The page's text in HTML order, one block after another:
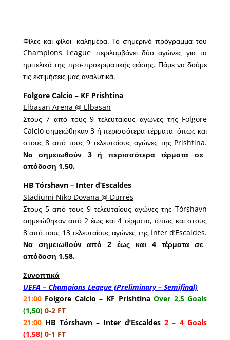
Φίλες και φίλοι, καλημέρα. Το σημερινό πρόγραμμα του
Champions League περιλαμβάνει δύο αγώνες για τα
ημιτελικά της προ-προκριματικής φάσης. Πάμε να δούμε
τις εκτιμήσεις μας αναλυτικά.
Folgore Calcio – KF Prishtina
Elbasan Arena @ Elbasan
Στους 7 από τους 9 τελευταίους αγώνες της Folgore
Calcio σημειώθηκαν 3 ή περισσότερα τέρματα, όπως και
στους 8 από τους 9 τελευταίους αγώνες της Prishtina.
Να σημειωθούν 3 ή περισσότερα τέρματα σε
απόδοση 1,50.
HB Tórshavn – Inter d’Escaldes
Stadiumi Niko Dovana @ Durrës
Στους 5 από τους 9 τελευταίους αγώνες της Tórshavn
σημειώθηκαν από 2 έως και 4 τέρματα, όπως και στους
8 από τους 13 τελευταίους αγώνες της Inter d’Escaldes.
Να σημειωθούν από 2 έως και 4 τέρματα σε
απόδοση 1,58.
Συνοπτικά
UEFA – Champions League (Preliminary – Semifinal)
21:00Folgore Calcio – KF PrishtinaOver 2,5 Goals
(1,50)0-2 FT
21:00HB Tórshavn – Inter d’Escaldes2 – 4 Goals
(1,58)0-1 FT